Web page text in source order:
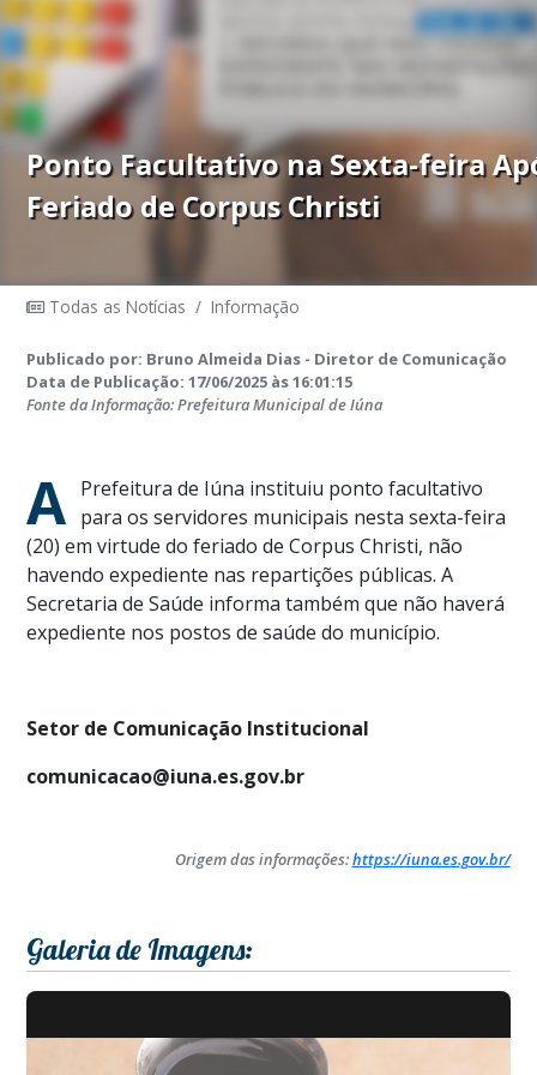
Ponto Facultativo na Sexta-feira
Feriado de Corpus Christi
Todas as Notícias / Informação
Publicado por: Bruno Almeida Dias - Diretor de Comunicação
Data de Publicação: 17/06/2025 às 16:01:15
Fonte da Informação: Prefeitura Municipal de Iúna
A Prefeitura de Iúna instituiu ponto facultativo
para os servidores municipais nesta sexta-feira
(20) em virtude do feriado de Corpus Christi, não
havendo expediente nas repartições públicas. A
Secretaria de Saúde informa também que não haverá
expediente nos postos de saúde do município.
Setor de Comunicação Institucional
comunicacao@iuna.es.gov.br
Origem das informações:https://iuna.es.gov.br/
Galeria de Imagens: